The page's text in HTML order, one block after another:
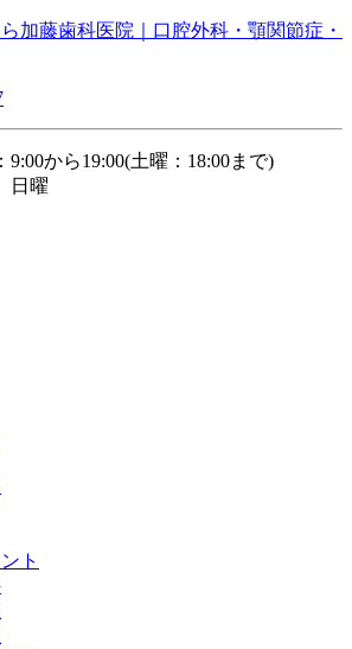
9:00から19:00(土曜：18:00まで)
日曜
ト